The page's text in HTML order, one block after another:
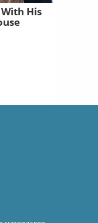
His